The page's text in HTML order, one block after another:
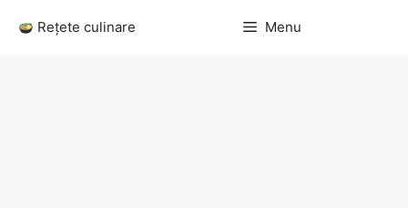
Rețete culinare Menu